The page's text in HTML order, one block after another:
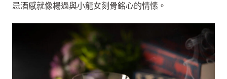
忌酒感就像楊過與小龍女刻骨銘心的情愫。